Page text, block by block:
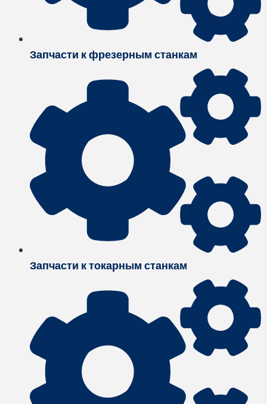
Запчасти к фрезерным станкам
Запчасти к токарным станкам